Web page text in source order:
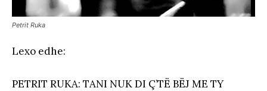
Petrit Ruka
Lexo edhe:
PETRIT RUKA: TANI NUK DI Ç’TË BËJ ME TY